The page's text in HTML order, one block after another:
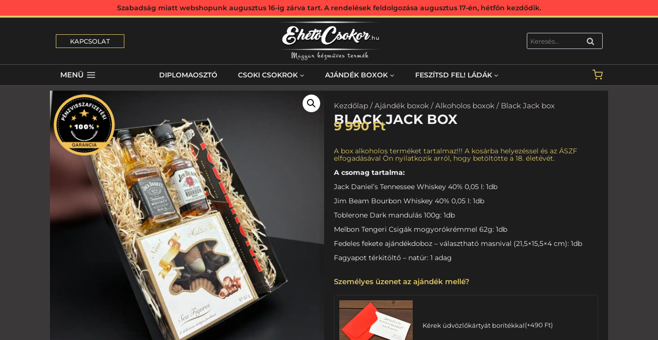
Szabadság miatt webshopunk augusztus 16-ig zárva tart. A rendelések feldolgozása augusztus 17-én, hétfőn kezdődik.
KAPCSOLAT KERESÉS
MENÜ DIPLOMAOSZTÓ CSOKI CSOKROK AJÁNDÉK BOXOK FESZÍTSD FEL! LÁDÁK
Kezdőlap/Ajándék boxok/Alkoholos boxok/ Black Jack box
BLACK JACK BOX
9 990Ft
A box alkoholos terméket tartalmaz!!! A kosárba helyezéssel és az ÁSZF
elfogadásával Ön nyilatkozik arról, hogy betöltötte a 18. életévét.
A csomag tartalma:
Jack Daniel’s Tennessee Whiskey 40% 0,05 l: 1db
Jim Beam Bourbon Whiskey 40% 0,05 l: 1db
Toblerone Dark mandulás 100g: 1db
Melbon Tengeri Csigák mogyorókrémmel 62g: 1db
Fedeles fekete ajándékdoboz – választható masnival (21,5×15,5×4 cm): 1db
Fagyapot térkitöltő – natúr: 1 adag
Személyes üzenet az ajándék mellé?
Kérek üdvözlőkártyát borítékkal(+490 Ft)